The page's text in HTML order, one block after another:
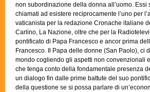
non subordinazione della donna all’uomo.
chiamati ad esistere reciprocamente l’uno per
vaticanista per la redazione Cronache italiane
Carlino, La Nazione, oltre che per la
pontificato di Papa Francesco e ancor prima
Francesco. Il Papa delle donne (San Paolo), ci
mondo cogliendo gli aspetti non convenzionali
che tenga conto della fondamentale presenza
un dialogo fin dalle prime battute del suo
della questione se si possa parlare di